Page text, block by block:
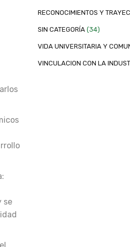
se
RECONOCIMIENTOS Y
SIN CATEGORÍA(34)
VIDA UNIVERSITARIA Y
VINCULACION CON LA